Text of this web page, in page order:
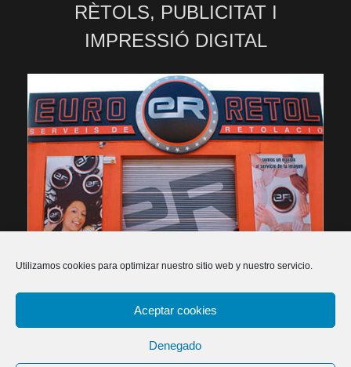
Utilizamos cookies para optimizar nuestro sitio web y nuestro servicio.
Aceptar cookies
Denegado
RÈTOLS, PUBLICITAT I
IMPRESSIÓ DIGITAL
2026 Euroretol - Rètols, publicitat i impressió digital -
-Política de cookies